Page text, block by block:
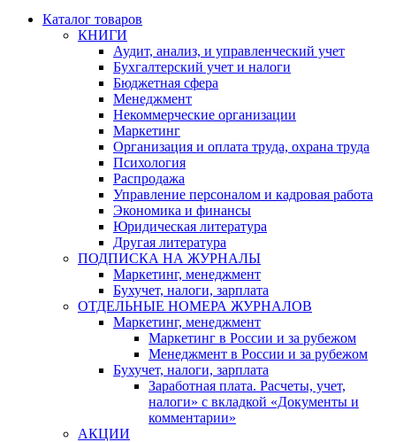
Каталог товаров
КНИГИ
Аудит, анализ, и управленческий учет
Бухгалтерский учет и налоги
Бюджетная сфера
Менеджмент
Некоммерческие организации
Маркетинг
Организация и оплата труда, охрана труда
Психология
Распродажа
Управление персоналом и кадровая работа
Экономика и финансы
Юридическая литература
Другая литература
ПОДПИСКА НА ЖУРНАЛЫ
Маркетинг, менеджмент
Бухучет, налоги, зарплата
ОТДЕЛЬНЫЕ НОМЕРА ЖУРНАЛОВ
Маркетинг, менеджмент
Маркетинг в России и за рубежом
Менеджмент в России и за рубежом
Бухучет, налоги, зарплата
Заработная плата. Расчеты, учет,
налоги» с вкладкой «Документы и
комментарии»
АКЦИИ